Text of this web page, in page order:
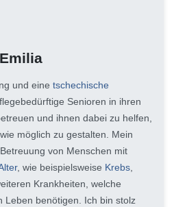
Emilia
und eine tschechische
Senioren in ihren
und ihnen dabei zu helfen,
möglich zu gestalten. Mein
von Menschen mit
, wie beispielsweise Krebs,
Krankheiten, welche
Leben benötigen. Ich bin stolz